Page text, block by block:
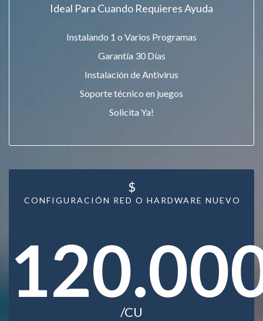
Ideal Para Cuando Requieres Ayuda
Instalando 1 o Varios Programas
Garantía 30 Días
Instalación de Antivirus
Soporte técnico en juegos
Solicita Ya!
CONFIGURACIÓN RED O HARDWARE NUEVO
$
/CU